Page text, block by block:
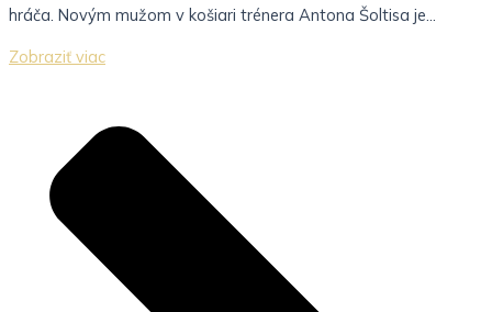
hráča. Novým mužom v košiari trénera Antona Šoltisa je...
Zobraziť viac